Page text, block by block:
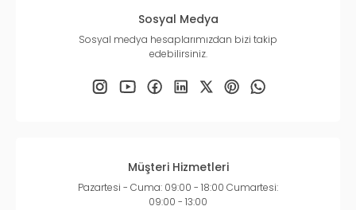
Sosyal Medya
Sosyal medya hesaplarımızdan bizi takip
edebilirsiniz.
Müşteri Hizmetleri
Pazartesi - Cuma: 09:00 - 18:00 Cumartesi:
09:00 - 13:00